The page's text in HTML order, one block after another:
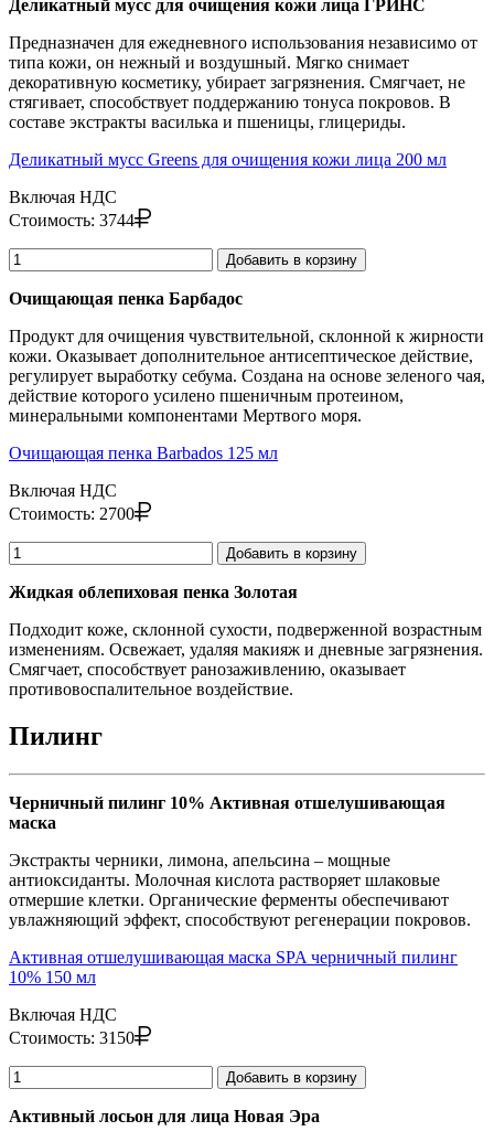
Деликатный мусс для очищения кожи лица ГРИНС
Предназначен для ежедневного использования независимо от
типа кожи, он нежный и воздушный. Мягко снимает
декоративную косметику, убирает загрязнения. Смягчает, не
стягивает, способствует поддержанию тонуса покровов. В
составе экстракты василька и пшеницы, глицериды.
Деликатный мусс Greens для очищения кожи лица 200 мл
Включая НДС
Стоимость: 3744
Добавить в корзину
Очищающая пенка Барбадос
Продукт для очищения чувствительной, склонной к жирности
кожи. Оказывает дополнительное антисептическое действие,
регулирует выработку себума. Создана на основе зеленого чая,
действие которого усилено пшеничным протеином,
минеральными компонентами Мертвого моря.
Очищающая пенка Barbados 125 мл
Включая НДС
Стоимость: 2700
Добавить в корзину
Жидкая облепиховая пенка Золотая
Подходит коже, склонной сухости, подверженной возрастным
изменениям. Освежает, удаляя макияж и дневные загрязнения.
Смягчает, способствует ранозаживлению, оказывает
противовоспалительное воздействие.
Пилинг
Черничный пилинг 10% Активная отшелушивающая
маска
Экстракты черники, лимона, апельсина – мощные
антиоксиданты. Молочная кислота растворяет шлаковые
отмершие клетки. Органические ферменты обеспечивают
увлажняющий эффект, способствуют регенерации покровов.
Активная отшелушивающая маска SPA черничный пилинг
10% 150 мл
Включая НДС
Стоимость: 3150
Добавить в корзину
Активный лосьон для лица Новая Эра